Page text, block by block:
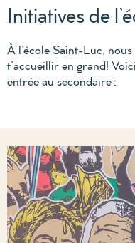
Initiatives de
À l’écoleSaint-Luc,
t’accueillir en grand!
entrée au secondaire: